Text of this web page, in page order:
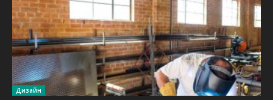
Дизайн